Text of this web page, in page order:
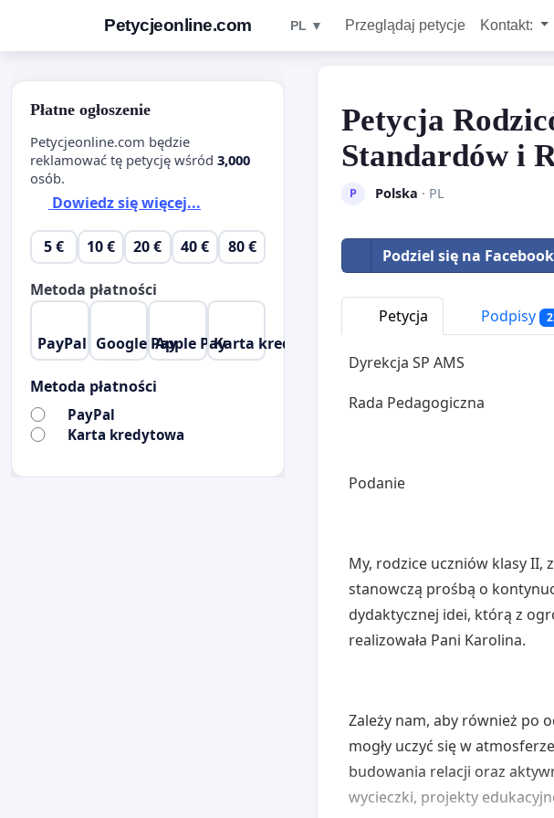
Petycjeonline.com PL ▼ Przeglądaj petycje Kontakt:
Petycja
Standardów i
P Polska · PL
Podziel się na
Petycja Podpisy
Dyrekcja SP AMS
Rada Pedagogiczna
Podanie
My, rodzice uczniów klasy II,
stanowczą prośbą o
dydaktycznej idei, którą z
realizowała Pani Karolina.
Zależy nam, aby również po
mogły uczyć się w
budowania relacji oraz
wycieczki, projekty
Płatne ogłoszenie
Petycjeonline.com będzie
reklamować tę petycję wśród 3,000
osób.
Dowiedz się więcej...
5 € 10 € 20 € 40 € 80 €
Metoda płatności
PayPal Google PayApple PayKarta kredytowa
Metoda płatności
PayPal
Karta kredytowa